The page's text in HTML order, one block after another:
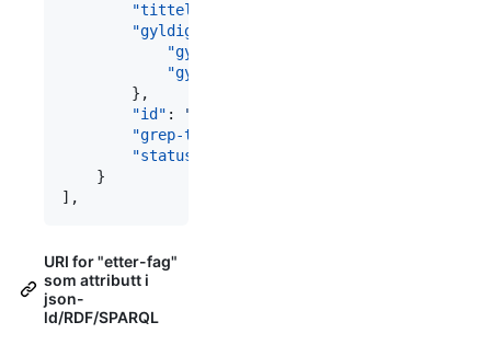
"tittel"
"gyldighet"
"gyldig-fra"
"gyldig-til"
        },
"id" : "
"grep-type"
"status"
    }
],
URI for "etter-fag"
som attributt i
json-
ld/RDF/SPARQL